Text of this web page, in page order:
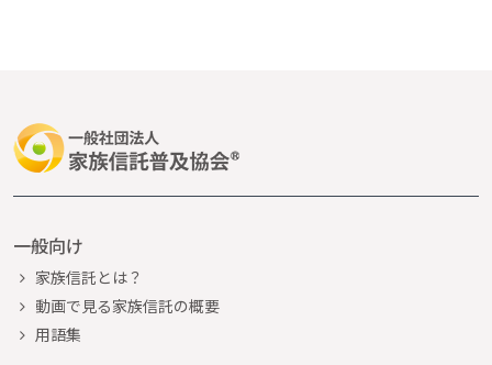
一般向け
家族信託とは？
動画で見る家族信託の概要
用語集